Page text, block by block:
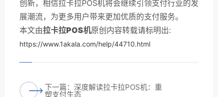
创新，相信拉卡拉POS机将会继续引领支付行业的发
展潮流，为更多用户带来更加优质的支付服务。
本文由拉卡拉POS机原创内容转载请标明出:
https://www.1akala.com/help/44710.html
下一篇：深度解读拉卡拉POS机：重
塑支付生态